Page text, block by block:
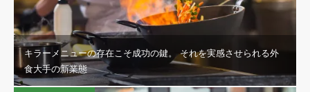
キラーメニューの存在こそ成功の鍵。 それを実感させられる外
食大手の新業態